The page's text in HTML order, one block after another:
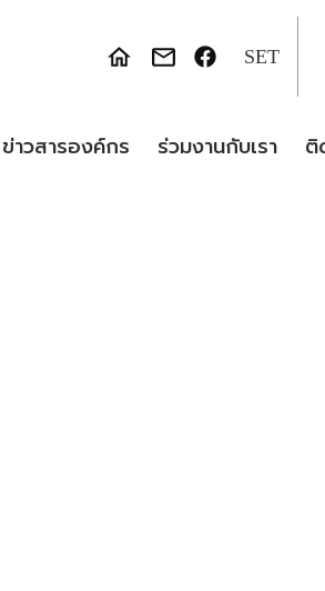
SET
ข่าวสารองค์กร ร่วมงานกับเรา ติ